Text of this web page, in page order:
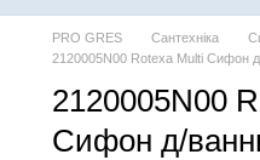
PRO GRES Сантехніка
2120005N00 Rotexa Multi Сифон
2120005N00
Сифон д/